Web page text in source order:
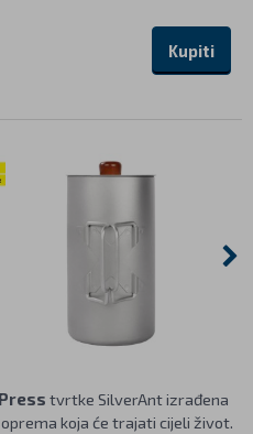
Kupiti
tvrtke SilverAnt izrađena
oprema koja će trajati cijeli život.